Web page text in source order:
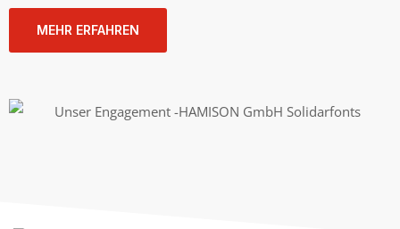
MEHR ERFAHREN